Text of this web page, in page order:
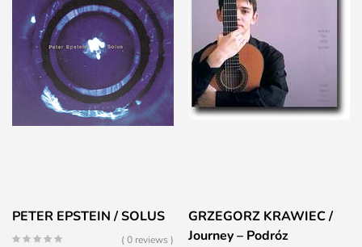
PETER EPSTEIN / SOLUS
( 0 reviews )
GRZEGORZ KRAWIEC /
Journey – Podróz